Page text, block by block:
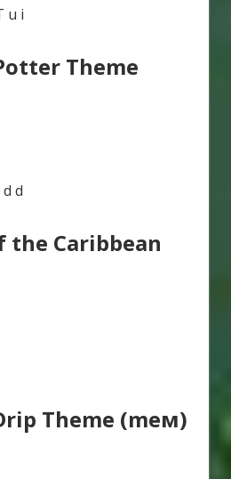
u i
Theme
d
the Caribbean
Theme (mем)